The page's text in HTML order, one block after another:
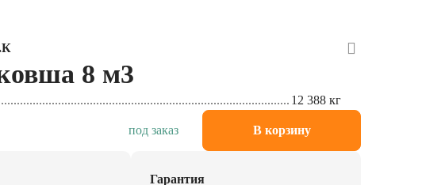
8 м3
12 388 кг
под заказ В корзину
Гарантия